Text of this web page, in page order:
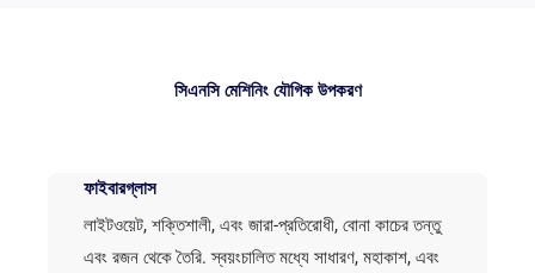
সিএনসি মেশিনিং যৌগিক উপকরণ
ফাইবারগ্লাস
লাইটওয়েট, শক্তিশালী, এবং জারা-প্রতিরোধী, বোনা কাচের তন্তু
এবং রজন থেকে তৈরি. স্বয়ংচালিত মধ্যে সাধারণ, মহাকাশ, এবং